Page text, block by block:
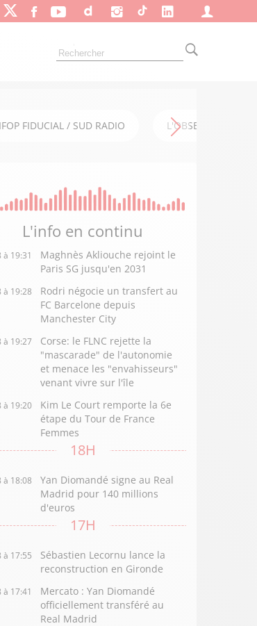
FIDUCIAL / SUD RADIO L'OBSERVATOIRE
L'info en continu
à 19:31
Maghnès Akliouche rejoint le
Paris SG jusqu'en 2031
à 19:28
Rodri négocie un transfert au
FC Barcelone depuis
Manchester City
à 19:27
Corse: le FLNC rejette la
"mascarade" de l'autonomie
et menace les "envahisseurs"
venant vivre sur l'île
à 19:20
Kim Le Court remporte la 6e
étape du Tour de France
Femmes
18H
à 18:08
Yan Diomandé signe au Real
Madrid pour 140 millions
d'euros
17H
à 17:55
Sébastien Lecornu lance la
reconstruction en Gironde
à 17:41
Mercato : Yan Diomandé
officiellement transféré au
Real Madrid